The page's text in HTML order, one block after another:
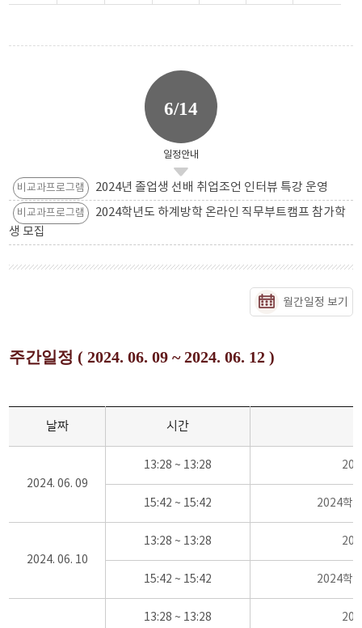
6/14
일정안내
비교과프로그램 2024년 졸업생 선배 취업조언 인터뷰 특강 운영
비교과프로그램
2024학년도 하계방학 온라인 직무부트캠프 참가학
생 모집
월간일정 보기
주간일정 ( 2024. 06. 09 ~ 2024. 06. 12 )
날짜 시간
2024. 06. 09
13:28 ~ 13:28
15:42 ~ 15:42 2024학
2024. 06. 10
13:28 ~ 13:28
15:42 ~ 15:42 2024학
13:28 ~ 13:28